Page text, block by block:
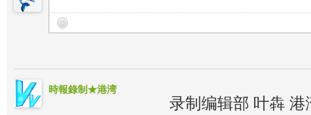
時報錄制★港湾
录制编辑部 叶犇 港